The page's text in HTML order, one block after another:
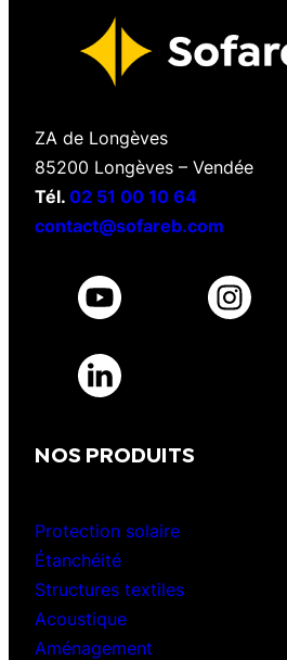
ZA de Longèves
85200 Longèves – Vendée
Tél. 02 51 00 10 64
contact@sofareb.com
NOS PRODUITS
Protection solaire
Étanchéité
Structures textiles
Acoustique
Aménagement